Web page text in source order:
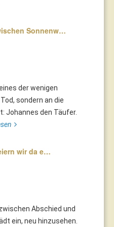
Sonnenw…
der wenigen
sondern an die
Johannes den Täufer.
wir da e…
Abschied und
ein, neu hinzusehen.